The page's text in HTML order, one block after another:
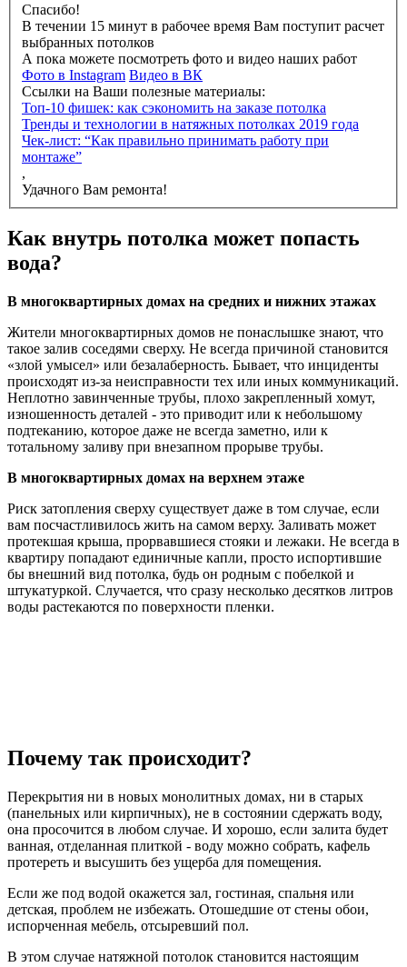
Спасибо!
В течении 15 минут в рабочее время Вам поступит расчет
выбранных потолков
А пока можете посмотреть фото и видео наших работ
Фото в Instagram Видео в ВК
Ссылки на Ваши полезные материалы:
Топ-10 фишек: как сэкономить на заказе потолка
Тренды и технологии в натяжных потолках 2019 года
Чек-лист: “Как правильно принимать работу при
монтаже”
,
Удачного Вам ремонта!
Как внутрь потолка может попасть
вода?
В многоквартирных домах на средних и нижних этажах
Жители многоквартирных домов не понаслышке знают, что
такое залив соседями сверху. Не всегда причиной становится
«злой умысел» или безалаберность. Бывает, что инциденты
происходят из-за неисправности тех или иных коммуникаций.
Неплотно завинченные трубы, плохо закрепленный хомут,
изношенность деталей - это приводит или к небольшому
подтеканию, которое даже не всегда заметно, или к
тотальному заливу при внезапном прорыве трубы.
В многоквартирных домах на верхнем этаже
Риск затопления сверху существует даже в том случае, если
вам посчастливилось жить на самом верху. Заливать может
протекшая крыша, прорвавшиеся стояки и лежаки. Не всегда в
квартиру попадают единичные капли, просто испортившие
бы внешний вид потолка, будь он родным с побелкой и
штукатуркой. Случается, что сразу несколько десятков литров
воды растекаются по поверхности пленки.
Почему так происходит?
Перекрытия ни в новых монолитных домах, ни в старых
(панельных или кирпичных), не в состоянии сдержать воду,
она просочится в любом случае. И хорошо, если залита будет
ванная, отделанная плиткой - воду можно собрать, кафель
протереть и высушить без ущерба для помещения.
Если же под водой окажется зал, гостиная, спальня или
детская, проблем не избежать. Отошедшие от стены обои,
испорченная мебель, отсыревший пол.
В этом случае натяжной потолок становится настоящим